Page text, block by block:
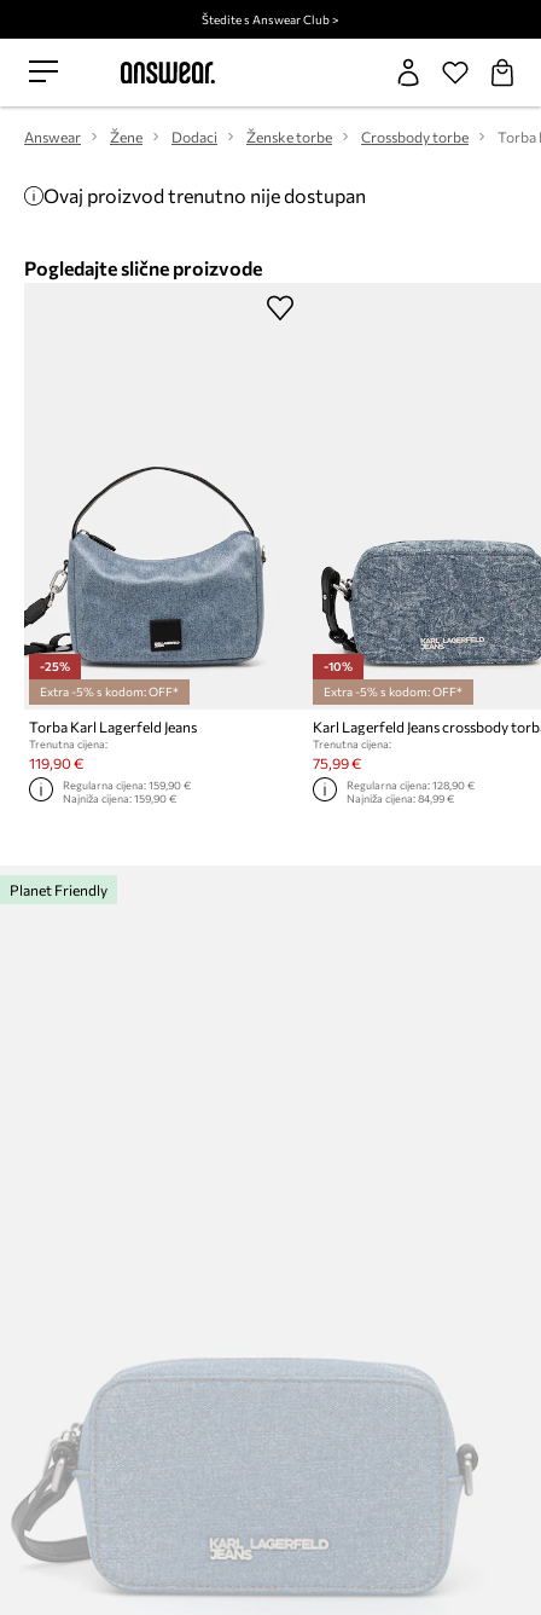
Štedite s Answear Club >
Answear Žene Dodaci Ženske torbe Crossbody torbe Torba
Ovaj proizvod trenutno nije dostupan
Pogledajte slične proizvode
-25%
Extra -5% s kodom: OFF*
Torba Karl Lagerfeld Jeans
Trenutna cijena:
119,90 €
Regularna cijena:159,90 €
Najniža cijena:159,90 €
-10%
Extra -5% s kodom: OFF*
Trenutna cijena:
75,99 €
Regularna cijena: 128,90 €
Najniža cijena: 84,99 €
Planet Friendly